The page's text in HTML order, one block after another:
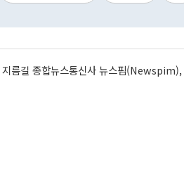
름길 종합뉴스통신사 뉴스핌